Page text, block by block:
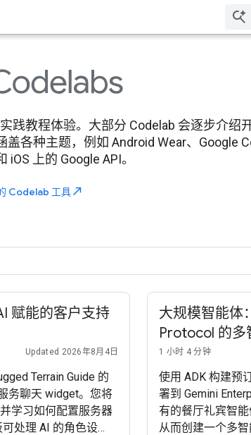
践教程体验。大部分 Codelab 会逐步介绍
各种主题，例如 Android Wear、Google
iOS 上的 Google API。
Codelab 工具north_east
赋能的客户支持
Updated 2026年8月4日
Terrain Guide 的
务聊天 widget。您将
学习如何配置服务器
处理 AI 的角色设
大规模智能体
Protocol 的多
1 小时 4 分钟
使用 ADK 构建预
署到 Gemini
有的餐厅礼宾智能
从而创建一个多